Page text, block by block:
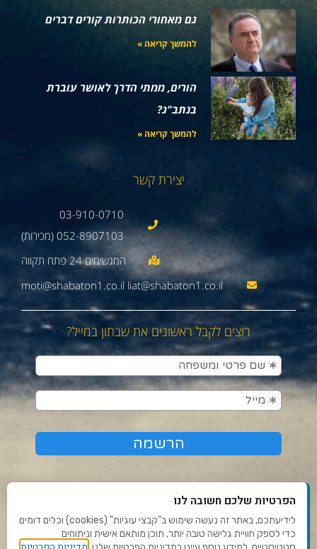
גם מאחורי הכותרות קורים דברים
להמשך קריאה »
הורים, ממתי הדרך לאושר עוברת
בנתב"ג?
להמשך קריאה »
יצירת קשר
03-910-0710
052-8907103 (מכירות)
moti@shabaton1.co.il liat@shabaton1.co.il
רוצים לקבל ראשונים את שבתון במייל?
תנאי שימוש ומדיניות פרטיות
הפרטיות שלכם חשובה לנו
לידיעתכם, באתר זה נעשה שימוש ב"קבצי עוגיות" (cookies) וכלים דומים
כדי לספק חוויית גלישה טובה יותר, תוכן מותאם אישית וניתוחים